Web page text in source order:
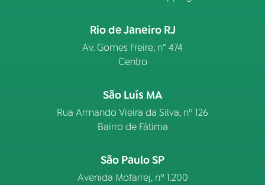
Rio de Janeiro RJ
Av. Gomes Freire, n° 474
Centro
São Luís MA
Rua Armando Vieira da Silva, nº 126
Bairro de Fátima
São Paulo SP
Avenida Mofarrej, nº 1.200